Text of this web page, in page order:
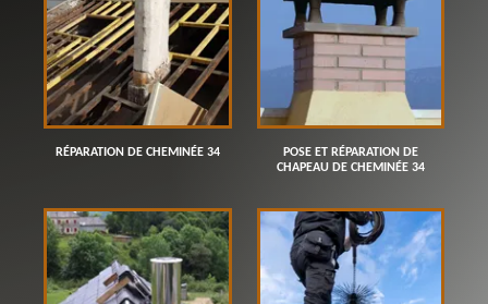
RÉPARATION DE CHEMINÉE 34
POSE ET RÉPARATION DE
CHAPEAU DE CHEMINÉE 34